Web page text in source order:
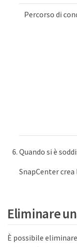
Percorso di
Quando si è
SnapCenter crea
Eliminare
È possibile